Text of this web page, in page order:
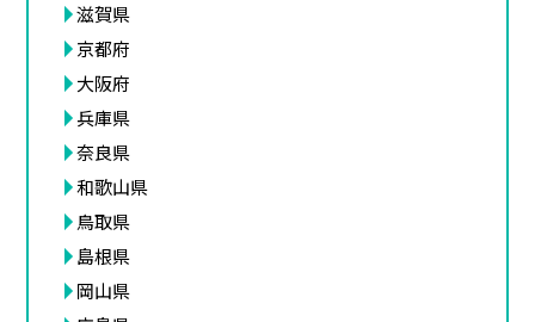
滋賀県
京都府
大阪府
兵庫県
奈良県
和歌山県
鳥取県
島根県
岡山県